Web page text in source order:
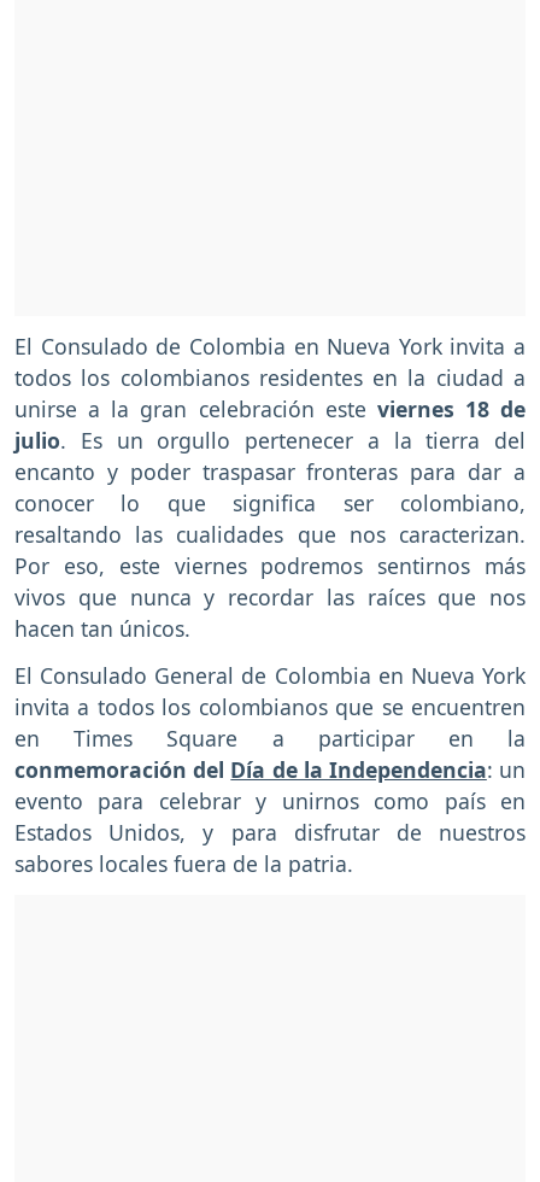
El Consulado de Colombia en Nueva York invita a
todos los colombianos residentes en la ciudad a
unirse a la gran celebración este viernes 18 de
julio. Es un orgullo pertenecer a la tierra del
encanto y poder traspasar fronteras para dar a
conocer lo que significa ser colombiano,
resaltando las cualidades que nos caracterizan.
Por eso, este viernes podremos sentirnos más
vivos que nunca y recordar las raíces que nos
hacen tan únicos.
El Consulado General de Colombia en Nueva York
invita a todos los colombianos que se encuentren
en Times Square a participar en la
conmemoración del Día de la Independencia: un
evento para celebrar y unirnos como país en
Estados Unidos, y para disfrutar de nuestros
sabores locales fuera de la patria.